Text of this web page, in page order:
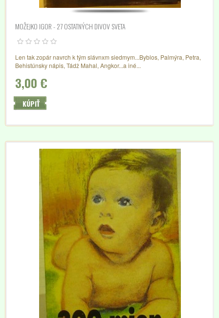
MOŽEJKO IGOR - 27 OSTATNÝCH DIVOV SVETA
Len tak zopár navrch k tým slávnxm siedmym...Byblos, Palmýra, Petra,
Behistúnsky nápis, Tádž Mahal, Angkor...a iné...
3,00 €
KÚPIŤ